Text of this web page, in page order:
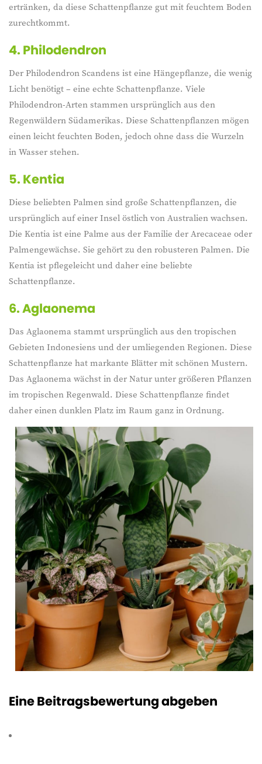
ertränken, da diese Schattenpflanze gut mit feuchtem Boden
zurechtkommt.
4. Philodendron
Der Philodendron Scandens ist eine Hängepflanze, die wenig
Licht benötigt – eine echte Schattenpflanze. Viele
Philodendron-Arten stammen ursprünglich aus den
Regenwäldern Südamerikas. Diese Schattenpflanzen mögen
einen leicht feuchten Boden, jedoch ohne dass die Wurzeln
in Wasser stehen.
5. Kentia
Diese beliebten Palmen sind große Schattenpflanzen, die
ursprünglich auf einer Insel östlich von Australien wachsen.
Die Kentia ist eine Palme aus der Familie der Arecaceae oder
Palmengewächse. Sie gehört zu den robusteren Palmen. Die
Kentia ist pflegeleicht und daher eine beliebte
Schattenpflanze.
6.Aglaonema
Das Aglaonema stammt ursprünglich aus den tropischen
Gebieten Indonesiens und der umliegenden Regionen. Diese
Schattenpflanze hat markante Blätter mit schönen Mustern.
Das Aglaonema wächst in der Natur unter größeren Pflanzen
im tropischen Regenwald. Diese Schattenpflanze findet
daher einen dunklen Platz im Raum ganz in Ordnung.
Eine Beitragsbewertung abgeben